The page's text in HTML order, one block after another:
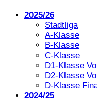
2025/26
Stadtliga
A-Klasse
B-Klasse
C-Klasse
D1-Klasse
D2-Klasse
D-Klasse
2024/25